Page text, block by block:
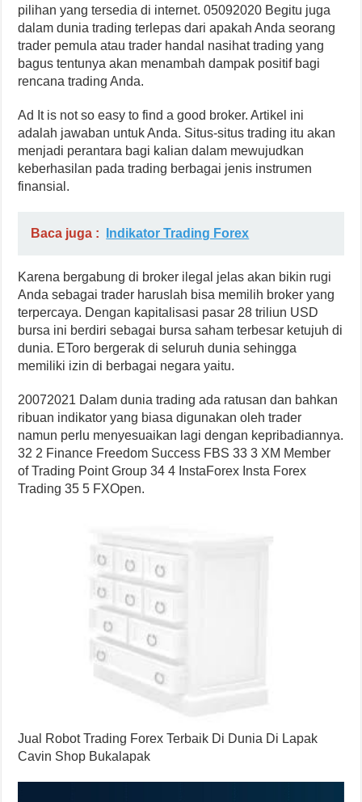
pilihan yang tersedia di internet. 05092020 Begitu juga
dalam dunia trading terlepas dari apakah Anda seorang
trader pemula atau trader handal nasihat trading yang
bagus tentunya akan menambah dampak positif bagi
rencana trading Anda.
Ad It is not so easy to find a good broker. Artikel ini
adalah jawaban untuk Anda. Situs-situs trading itu akan
menjadi perantara bagi kalian dalam mewujudkan
keberhasilan pada trading berbagai jenis instrumen
finansial.
Baca juga : Indikator Trading Forex
Karena bergabung di broker ilegal jelas akan bikin rugi
Anda sebagai trader haruslah bisa memilih broker yang
terpercaya. Dengan kapitalisasi pasar 28 triliun USD
bursa ini berdiri sebagai bursa saham terbesar ketujuh di
dunia. EToro bergerak di seluruh dunia sehingga
memiliki izin di berbagai negara yaitu.
20072021 Dalam dunia trading ada ratusan dan bahkan
ribuan indikator yang biasa digunakan oleh trader
namun perlu menyesuaikan lagi dengan kepribadiannya.
32 2 Finance Freedom Success FBS 33 3 XM Member
of Trading Point Group 34 4 InstaForex Insta Forex
Trading 35 5 FXOpen.
Jual Robot Trading Forex Terbaik Di Dunia Di Lapak
Cavin Shop Bukalapak